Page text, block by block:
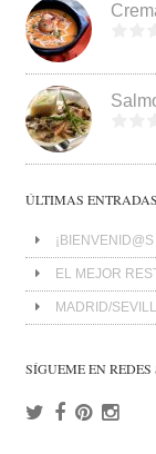
ÚLTIMAS ENTRADAS
EL MEJOR
MADRID/
SÍGUEME EN